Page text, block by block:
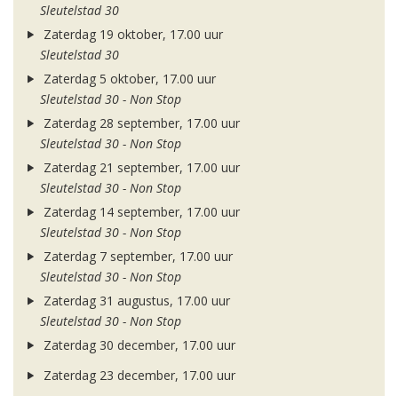
Sleutelstad 30
Zaterdag 19 oktober, 17.00 uur
Sleutelstad 30
Zaterdag 5 oktober, 17.00 uur
Sleutelstad 30 - Non Stop
Zaterdag 28 september, 17.00 uur
Sleutelstad 30 - Non Stop
Zaterdag 21 september, 17.00 uur
Sleutelstad 30 - Non Stop
Zaterdag 14 september, 17.00 uur
Sleutelstad 30 - Non Stop
Zaterdag 7 september, 17.00 uur
Sleutelstad 30 - Non Stop
Zaterdag 31 augustus, 17.00 uur
Sleutelstad 30 - Non Stop
Zaterdag 30 december, 17.00 uur
Zaterdag 23 december, 17.00 uur